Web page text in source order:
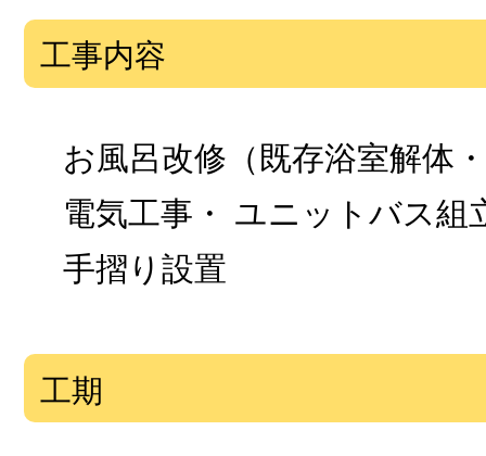
工事内容
お風呂改修（既存浴室解体
電気工事・ ユニットバス組
手摺り設置
工期